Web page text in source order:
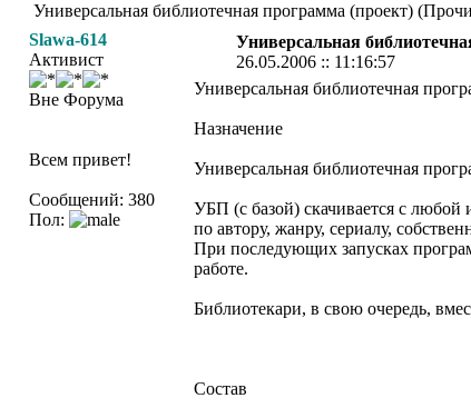
Универсальная библиотечная программа (проект)
Slawa-614
Активист
Вне Форума
Всем привет!
Сообщений: 380
Пол:
Универсальная
26.05.2006 :: 11:16:57
Универсальная библиотечная
Назначение
Универсальная библиотечная
УБП (с базой) скачивается с любой
по автору, жанру, сериалу,
При последующих запусках
работе.
Библиотекари, в свою очередь,
Состав